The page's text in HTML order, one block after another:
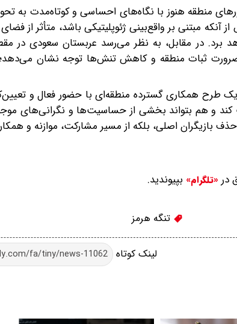
منطقه هنوز با نگاه‌های احساسی و کوتاه‌مدت به
آنکه مبتنی بر واقع‌بینی ژئوپلیتیکی باشد، متأثر از
برد. در مقابل، به نظر می‌رسد عربستان سعودی در
ضرورت ثبات منطقه و کاهش تنش‌ها توجه نشان
طرح همکاری گسترده منطقه‌ای با حضور فعال و
کند و هم بتواند بخشی از حساسیت‌ها و نگرانی‌های
بازیگران اصلی، بلکه از مسیر مشارکت، موازنه و
در «تلگرام» بپیوندید.
تنگه هرمز
لینک کوتاه